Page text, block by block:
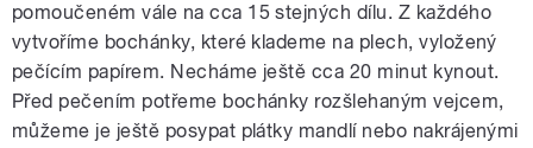
pomoučeném vále na cca 15 stejných dílu. Z každého
vytvoříme bochánky, které klademe na plech, vyložený
pečícím papírem. Necháme ještě cca 20 minut kynout.
Před pečením potřeme bochánky rozšlehaným vejcem,
můžeme je ještě posypat plátky mandlí nebo nakrájenými